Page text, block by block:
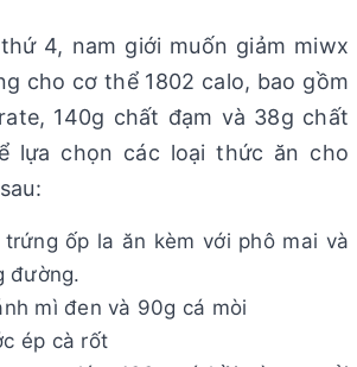
4, nam giới muốn giảm miwx
cho cơ thể 1802 calo, bao gồm
140g chất đạm và 38g chất
lựa chọn các loại thức ăn cho
ốp la ăn kèm với phô mai và
đường.
mì đen và 90g cá mòi
ép cà rốt